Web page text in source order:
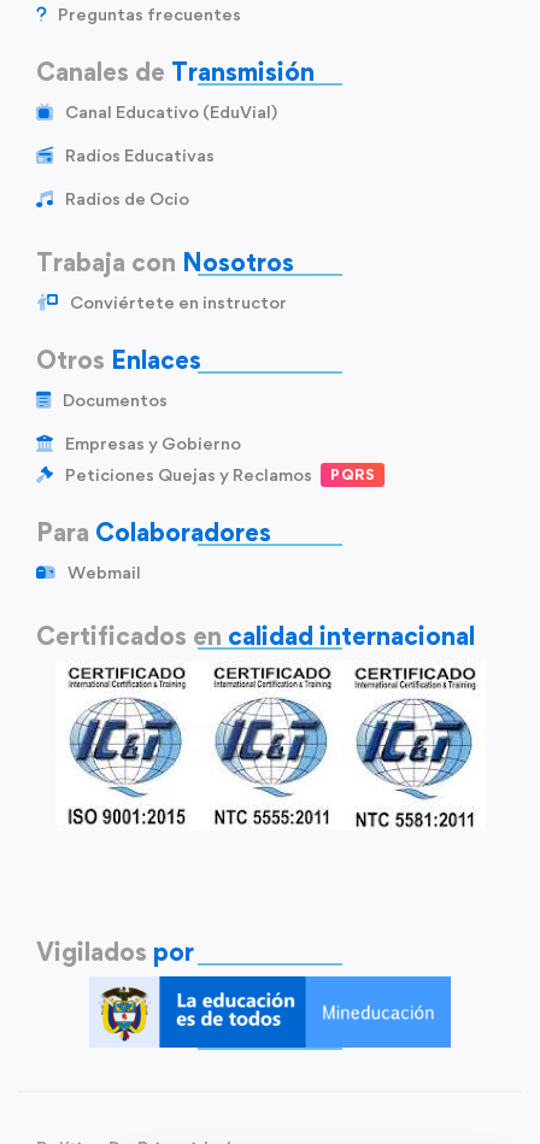
Preguntas frecuentes
Canales de Transmisión
Canal Educativo (EduVial)
Radios Educativas
Radios de Ocio
Trabaja con Nosotros
Conviértete en instructor
Otros Enlaces
Documentos
Empresas y Gobierno
Peticiones Quejas y Reclamos
PQRS
Para Colaboradores
Webmail
Certificados en calidad internacional
Vigilados por